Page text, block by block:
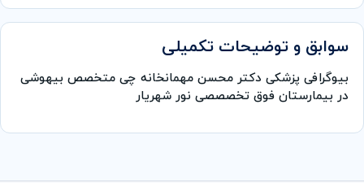
سوابق و توضیحات تکمیلی
بیوگرافی پزشکی دکتر محسن مهمانخانه چی متخصص بیهوشی
در بیمارستان فوق تخصصصی نور شهریار